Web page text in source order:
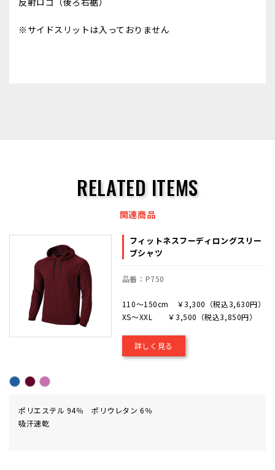
※サイドスリットは入っておりません
RELATED ITEMS
関連商品
フィットネスフーディロングスリー
ブシャツ
品番：P750
110～150cm ￥3,300（税込3,630円）
XS～XXL ￥3,500（税込3,850円）
詳しく見る
ポリエステル 94％ ポリウレタン 6％
吸汗速乾